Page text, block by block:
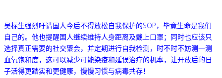
吴标生强烈吁请国人今后不得放松自我保护的SOP，毕竟生命是我们
自己的。他也提醒国人继续维持人身距离及戴上口罩；同时也应该只
选择真正需要的社交聚会，并定期进行自我检测，时不时不妨测一测
血氧饱和度，这可以减少可能染疫和延误治疗的机率，让开放后的日
子活得更踏实和更健康，慢慢习惯与病毒共存！